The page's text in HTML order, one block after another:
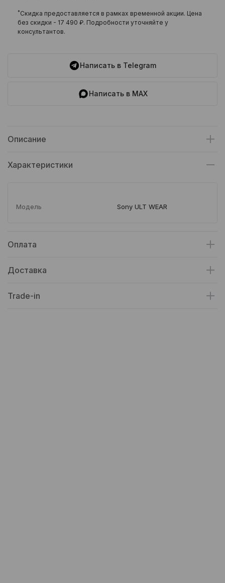
*Скидка предоставляется в рамках временной акции. Цена
без скидки - 17 490 ₽. Подробности уточняйте у
консультантов.
Написать в Telegram
Написать в MAX
Описание
Характеристики
Модель Sony ULT WEAR
Оплата
Доставка
Trade-in